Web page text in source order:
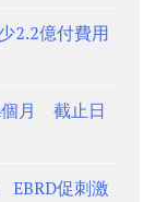
2.2億付費用
個月 截止日
EBRD促刺激